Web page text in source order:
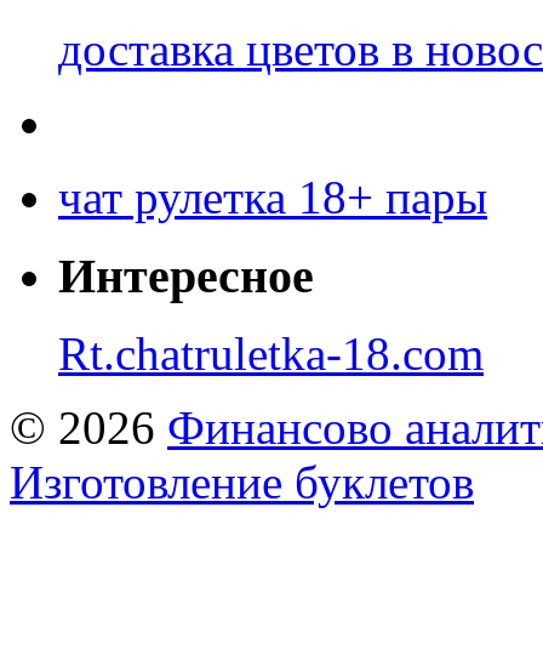
доставка цветов в
чат рулетка 18+ пары
Интересное
Rt.chatruletka-18.com
© 2026 Финансово
Изготовление буклетов